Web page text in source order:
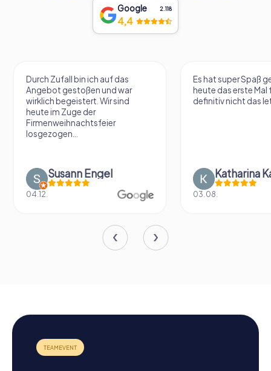
Google 2.118
4,4
Durch Zufall bin ich auf das
Angebot gestoßen und war
wirklich begeistert. Wir sind
heute im Zuge der
Firmenweihnachtsfeier
losgezogen...
Susann Engel
04.12.
Es hat super Spaß
heute das erste Mal
definitiv nicht das
Katharina
03.08.